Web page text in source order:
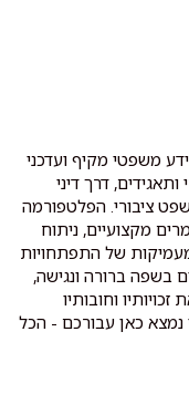
משפטי מקיף ועדכני
דרך דיני
ציבורי. הפלטפורמה
מקצועיים, ניתוח
של התפתחויות
בשפה ברורה ונגישה,
וחובותיו
נמצא כאן עבורכם - הכל